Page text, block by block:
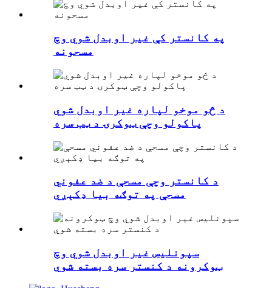
په کانستر کې غیر اوبدل شوي وچ
مسحونه
د څو موخو لپاره غیر اوبدل شوي
پاکولو وچې ټوکرۍ د ټب سره
د کانستر وچې مسحې د ضد عفوني
مسحې په توګه بیا ډکېږي
سپونلیس غیر اوبدل شوي وچ
ټوکرونه د کنستر سره بسته شوي